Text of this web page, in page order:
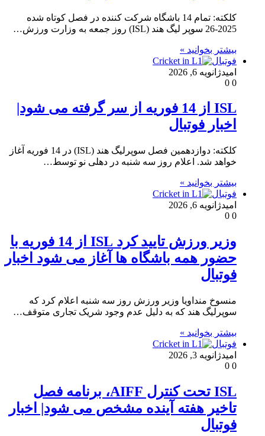
کلکته: تمام 14 باشگاه شرکت کننده در فصل کوتاه شده
2025-26 سوپر لیگ هند (ISL) روز جمعه به وزارت ورزش…
بیشتر بخوانید »
فوتبال
امیدژانویه 6, 2026
0
ISL از 14 فوریه از سر گرفته می شود|
اخبار فوتبال
کلکته: دوازدهمین فصل سوپرلیگ هند (ISL) در 14 فوریه آغاز
خواهد شد. اعلام روز سه شنبه در دهلی نو توسط…
بیشتر بخوانید »
فوتبال
امیدژانویه 6, 2026
0
وزیر ورزش تایید کرد ISL از 14 فوریه با
حضور همه باشگاه ها آغاز می شود اخبار
فوتبال
منسوخ منداویا وزیر ورزش روز سه شنبه اعلام کرد که
سوپرلیگ هند که به دلیل عدم وجود شریک تجاری متوقف…
بیشتر بخوانید »
فوتبال
امیدژانویه 3, 2026
0
ISL تحت کنترل AIFF، برنامه فصل
تاخیر هفته آینده مشخص می شود| اخبار
فوتبال